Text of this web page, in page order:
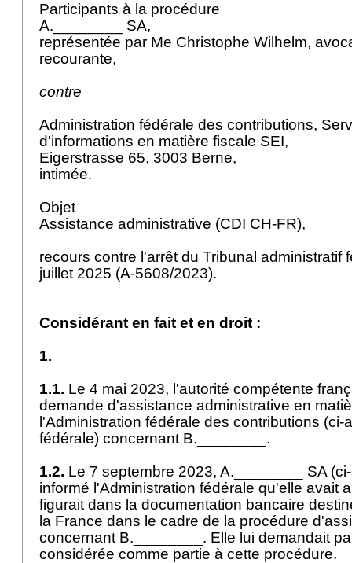
Participants à la procédure
A.________ SA,
représentée par Me Christophe Wilhelm,
recourante,
contre
Administration fédérale des contributions,
d'informations en matière fiscale SEI,
Eigerstrasse 65, 3003 Berne,
intimée.
Objet
Assistance administrative (CDI CH-FR),
recours contre l'arrêt du Tribunal administratif
juillet 2025 (A-5608/2023).
Considérant en fait et en droit :
1.
1.1. Le 4 mai 2023, l'autorité compétente
demande d'assistance administrative en
l'Administration fédérale des contributions (ci-
fédérale) concernant B.________.
1.2. Le 7 septembre 2023, A.________ SA
informé l'Administration fédérale qu'elle avait
figurait dans la documentation bancaire
la France dans le cadre de la procédure
concernant B.________. Elle lui demandait
considérée comme partie à cette procédure.